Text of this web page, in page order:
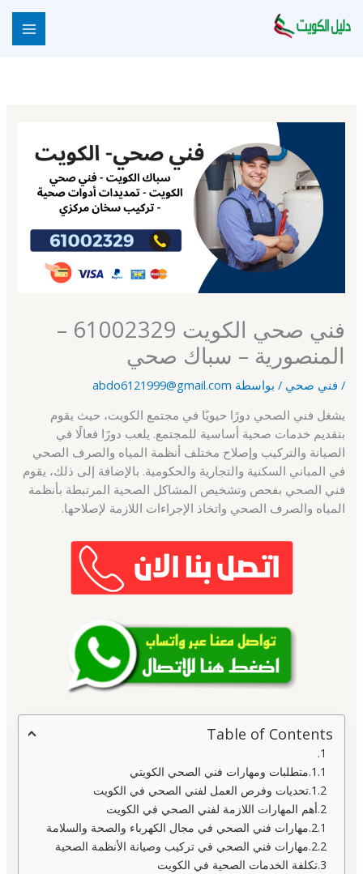
إلى
فني صحي الكويت 61002329 –
المنصورية – سباك صحي
/ فني صحي / بواسطة abdo6121999@gmail.com
يشغل فني الصحي دورًا حيويًا في مجتمع الكويت، حيث يقوم
بتقديم خدمات صحية أساسية للمجتمع. يلعب دورًا فعالًا في
الصيانة والتركيب وإصلاح مختلف أنظمة المياه والصرف الصحي
في المباني السكنية والتجارية والحكومية. بالإضافة إلى ذلك، يقوم
فني الصحي بفحص وتشخيص المشاكل الصحية المرتبطة بأنظمة
المياه والصرف الصحي واتخاذ الإجراءات اللازمة لإصلاحها.
Table of Contents
متطلبات ومهارات فني الصحي الكويتي
تحديات وفرص العمل لفني الصحي في الكويت
أهم المهارات اللازمة لفني الصحي في الكويت
مهارات فني الصحي في مجال الكهرباء والصحة والسلامة
مهارات فني الصحي في تركيب وصيانة الأنظمة الصحية
تكلفة الخدمات الصحية في الكويت